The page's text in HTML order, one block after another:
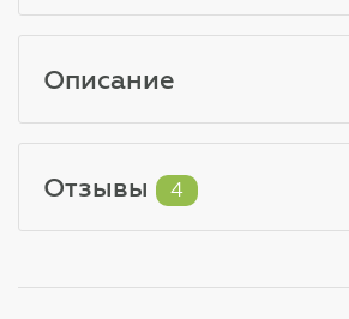
Описание
Отзывы 4